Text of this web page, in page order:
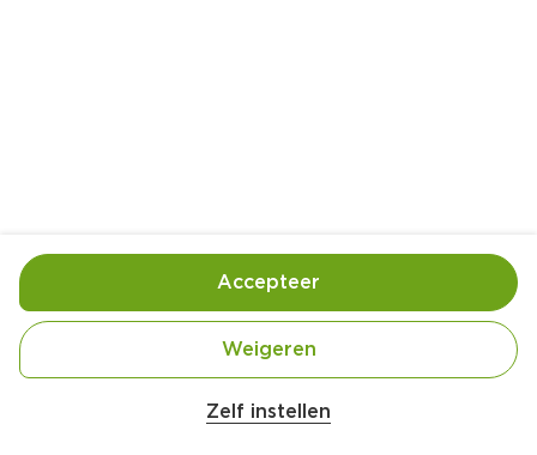
Wishkas
Bewaar in je lijstje
Zelf instellen
Weigeren
Accepteer